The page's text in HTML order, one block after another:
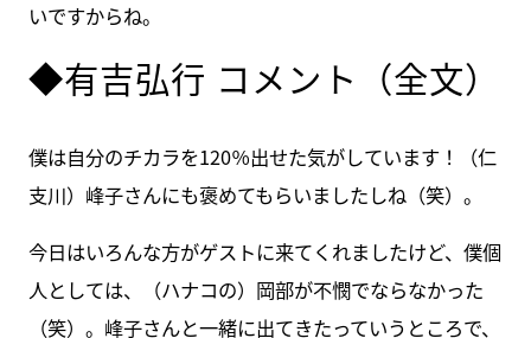
いですからね。
◆有吉弘行 コメント（全文）
僕は自分のチカラを120％出せた気がしています！（仁
支川）峰子さんにも褒めてもらいましたしね（笑）。
今日はいろんな方がゲストに来てくれましたけど、僕個
人としては、（ハナコの）岡部が不憫でならなかった
（笑）。峰子さんと一緒に出てきたっていうところで、